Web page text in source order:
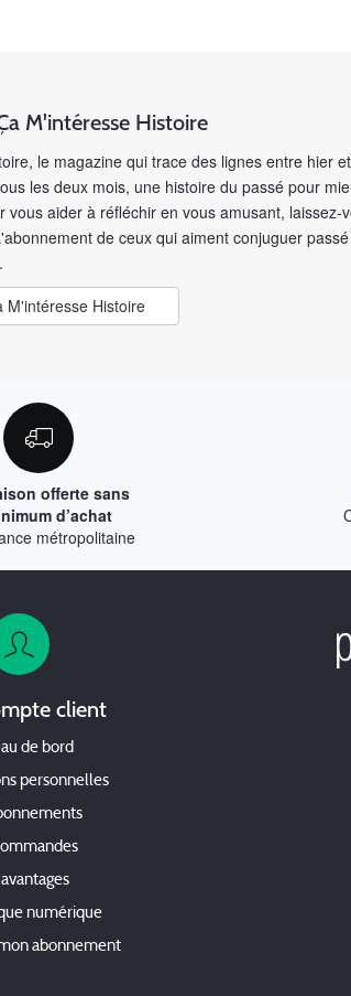
M'intéresse Histoire
le magazine qui trace des lignes entre hier et
les deux mois, une histoire du passé pour
vous aider à réfléchir en vous amusant, laissez-
de ceux qui aiment conjuguer
M'intéresse Histoire
offerte sans
d’achat
métropolitaine
client
de bord
personnelles
numérique
abonnement